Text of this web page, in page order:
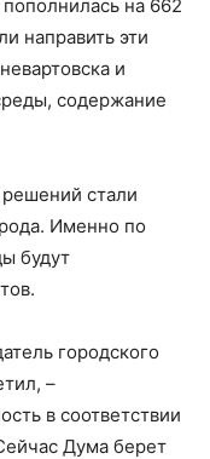
на 662
направить эти
и
содержание
стали
Именно по
будут
городского
–
в соответствии
Дума берет